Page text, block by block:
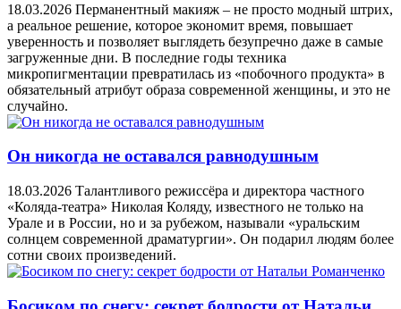
18.03.2026 Перманентный макияж – не просто модный штрих,
а реальное решение, которое экономит время, повышает
уверенность и позволяет выглядеть безупречно даже в самые
загруженные дни. В последние годы техника
микропигментации превратилась из «побочного продукта» в
обязательный атрибут образа современной женщины, и это не
случайно.
Он никогда не оставался равнодушным
18.03.2026 Талантливого режиссёра и директора частного
«Коляда-театра» Николая Коляду, известного не только на
Урале и в России, но и за рубежом, называли «уральским
солнцем современной драматургии». Он подарил людям более
сотни своих произведений.